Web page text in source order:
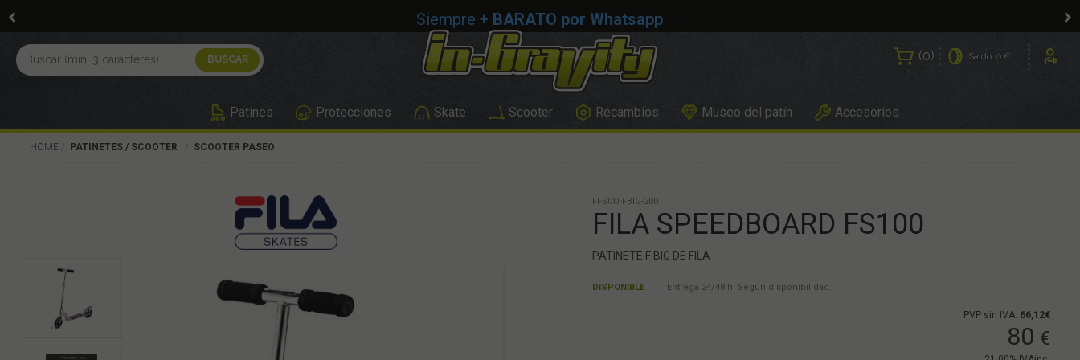
Siempre + BARATO por Whatsapp
0 Saldo: 0 €
Patines Protecciones Skate Scooter Recambios Museo del patín Accesorios
HOME PATINETES / SCOOTER SCOOTER PASEO
FI-SCO-FBIG-200
FILA SPEEDBOARD FS100
PATINETE F BIG DE FILA
DISPONIBLE Entrega 24/48 h. Según disponibilidad.
PVP sin IVA: 66,12€
80 €